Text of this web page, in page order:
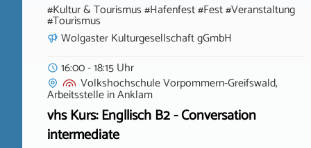
#Kultur & Tourismus #Hafenfest #Fest #Veranstaltung
#Tourismus
Wolgaster Kulturgesellschaft gGmbH
16:00 - 18:15 Uhr
Volkshochschule Vorpommern-Greifswald,
ArbeitsstelleinAnklam
vhs Kurs: Engllisch B2 - Conversation
intermediate